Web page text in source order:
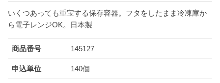
いくつあっても重宝する保存容器。フタをしたまま冷凍庫か
ら電子レンジOK。日本製
商品番号 145127
申込単位 140個